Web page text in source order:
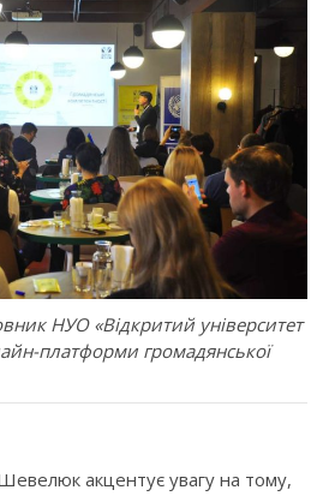
НУО «Відкритий університет
платформи громадянської
акцентує увагу на тому,